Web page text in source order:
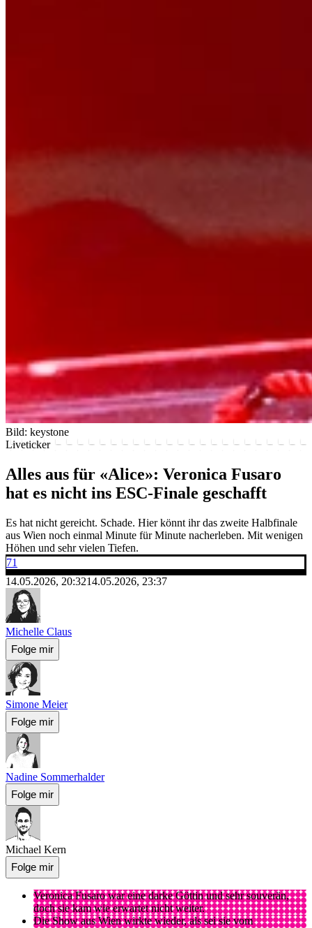
Bild: keystone
Liveticker
Alles aus für «Alice»: Veronica Fusaro
hat es nicht ins ESC-Finale geschafft
Es hat nicht gereicht. Schade. Hier könnt ihr das zweite Halbfinale
aus Wien noch einmal Minute für Minute nacherleben. Mit wenigen
Höhen und sehr vielen Tiefen.
71
14.05.2026, 20:3214.05.2026, 23:37
Michelle Claus
Folge mir
Simone Meier
Folge mir
Nadine Sommerhalder
Folge mir
Michael Kern
Folge mir
Veronica Fusaro war eine darke Göttin und sehr souverän,
doch sie kam wie erwartet nicht weiter.
Die Show aus Wien wirkte wieder, als sei sie vom